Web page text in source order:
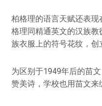
柏格理的语言天赋还表
格理同精通英文的汉族
族衣服上的符号花纹，创
为区别于1949年后的苗
赞美诗，学校也用苗文来